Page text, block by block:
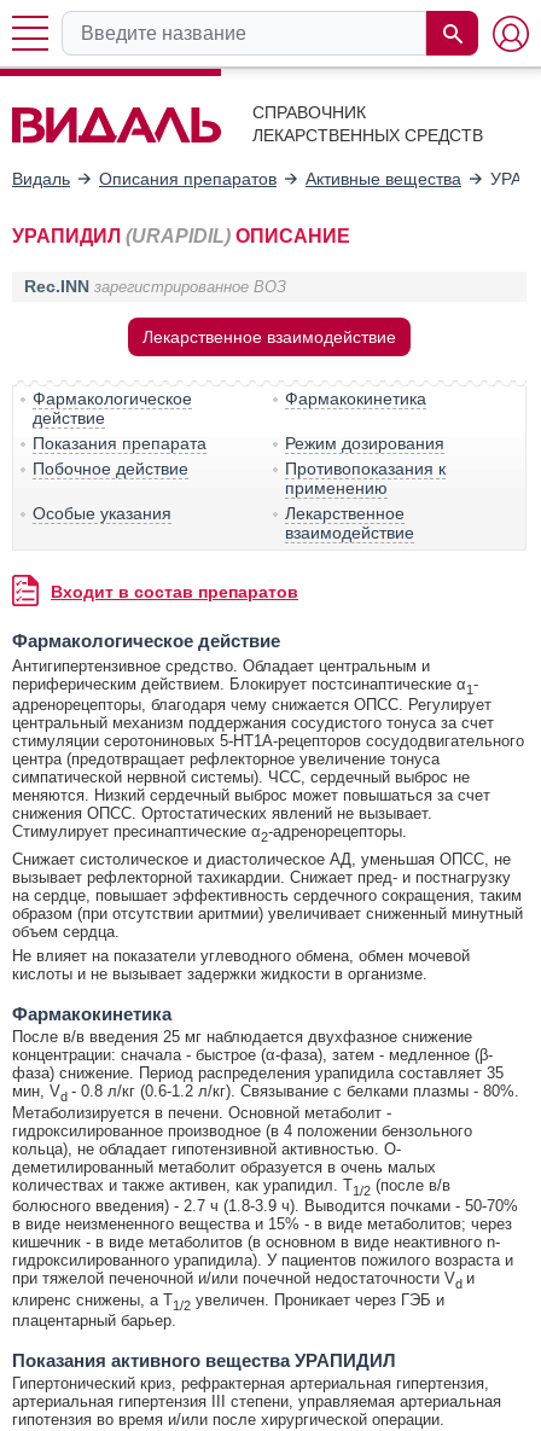
СПРАВОЧНИК
ЛЕКАРСТВЕННЫХ СРЕДСТВ
Видаль Описания препаратов Активные вещества
УРАПИДИЛ (URAPIDIL) ОПИСАНИЕ
Rec.INN зарегистрированное ВОЗ
Лекарственное взаимодействие
Фармакологическое
действие
Фармакокинетика
Показания препарата
Режим дозирования
Побочное действие
Противопоказания к
применению
Особые указания
Лекарственное
взаимодействие
Входит в состав препаратов
Фармакологическое действие
Антигипертензивное средство. Обладает центральным и
периферическим действием. Блокирует постсинаптические α1-
адренорецепторы, благодаря чему снижается ОПСС. Регулирует
центральный механизм поддержания сосудистого тонуса за счет
стимуляции серотониновых 5-HT1A-рецепторов сосудодвигательного
центра (предотвращает рефлекторное увеличение тонуса
симпатической нервной системы). ЧСС, сердечный выброс не
меняются. Низкий сердечный выброс может повышаться за счет
снижения ОПСС. Ортостатических явлений не вызывает.
Стимулирует пресинаптические α2-адренорецепторы.
Снижает систолическое и диастолическое АД, уменьшая ОПСС, не
вызывает рефлекторной тахикардии. Снижает пред- и постнагрузку
на сердце, повышает эффективность сердечного сокращения, таким
образом (при отсутствии аритмии) увеличивает сниженный минутный
объем сердца.
Не влияет на показатели углеводного обмена, обмен мочевой
кислоты и не вызывает задержки жидкости в организме.
Фармакокинетика
После в/в введения 25 мг наблюдается двухфазное снижение
концентрации: сначала - быстрое (α-фаза), затем - медленное (β-
фаза) снижение. Период распределения урапидила составляет 35
мин, Vd - 0.8 л/кг (0.6-1.2 л/кг). Связывание с белками плазмы - 80%.
Метаболизируется в печени. Основной метаболит -
гидроксилированное производное (в 4 положении бензольного
кольца), не обладает гипотензивной активностью. O-
деметилированный метаболит образуется в очень малых
количествах и также активен, как урапидил. T1/2 (после в/в
болюсного введения) - 2.7 ч (1.8-3.9 ч). Выводится почками - 50-70%
в виде неизмененного вещества и 15% - в виде метаболитов; через
кишечник - в виде метаболитов (в основном в виде неактивного n-
гидроксилированного урапидила). У пациентов пожилого возраста и
при тяжелой печеночной и/или почечной недостаточности Vd и
клиренс снижены, а T1/2 увеличен. Проникает через ГЭБ и
плацентарный барьер.
Показания активного вещества УРАПИДИЛ
Гипертонический криз, рефрактерная артериальная гипертензия,
артериальная гипертензия III степени, управляемая артериальная
гипотензия во время и/или после хирургической операции.